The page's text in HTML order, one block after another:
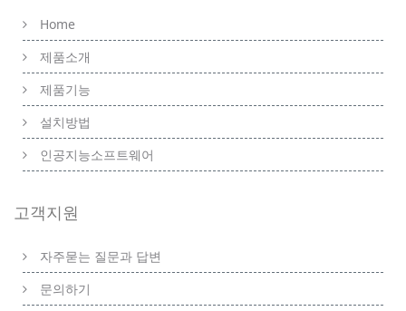
Home
제품소개
제품기능
설치방법
인공지능소프트웨어
고객지원
자주묻는 질문과 답변
문의하기